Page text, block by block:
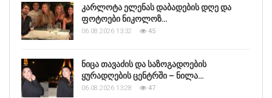
კარლოტა ელენას დაბადების დღე და
ფოტოები ნიკოლოზ…
06.08.2026 13:32 45
ნიცა თავაძის და საზოგადოების
ყურადღების ცენტრში – ნილა…
06.08.2026 13:28 47